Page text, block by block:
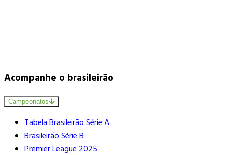
Acompanhe o brasileirão
Campeonatos
Tabela Brasileirão Série A
Brasileirão Série B
Premier League 2025